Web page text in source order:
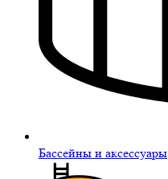
Бассейны и аксессуары